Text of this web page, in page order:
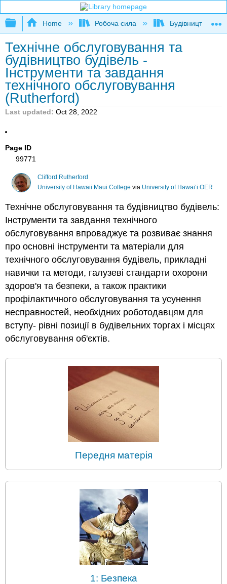
Expand/collapse global hierarchy
Home Робоча сила Будівництво
Технічне обслуговування та
будівництво будівель -
Інструменти та завдання
технічного обслуговування
(Rutherford)
Last updated Oct 28, 2022
Page ID
99771
Clifford Rutherford
University of Hawaii Maui College via University of Hawaiʻi OER
Технічне обслуговування та будівництво будівель:
Інструменти та завдання технічного
обслуговування впроваджує та розвиває знання
про основні інструменти та матеріали для
технічного обслуговування будівель, прикладні
навички та методи, галузеві стандарти охорони
здоров'я та безпеки, а також практики
профілактичного обслуговування та усунення
несправностей, необхідних роботодавцям для
вступу- рівні позиції в будівельних торгах і місцях
обслуговування об'єктів.
Передня матерія
1: Безпека